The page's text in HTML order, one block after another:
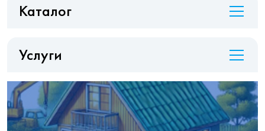
Каталог
Услуги